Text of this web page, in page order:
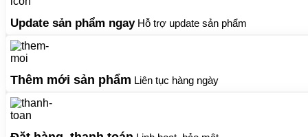
Update sản phẩm ngayHỗ trợ update sản phẩm
Thêm mới sản phẩm Liên tục hàng ngày